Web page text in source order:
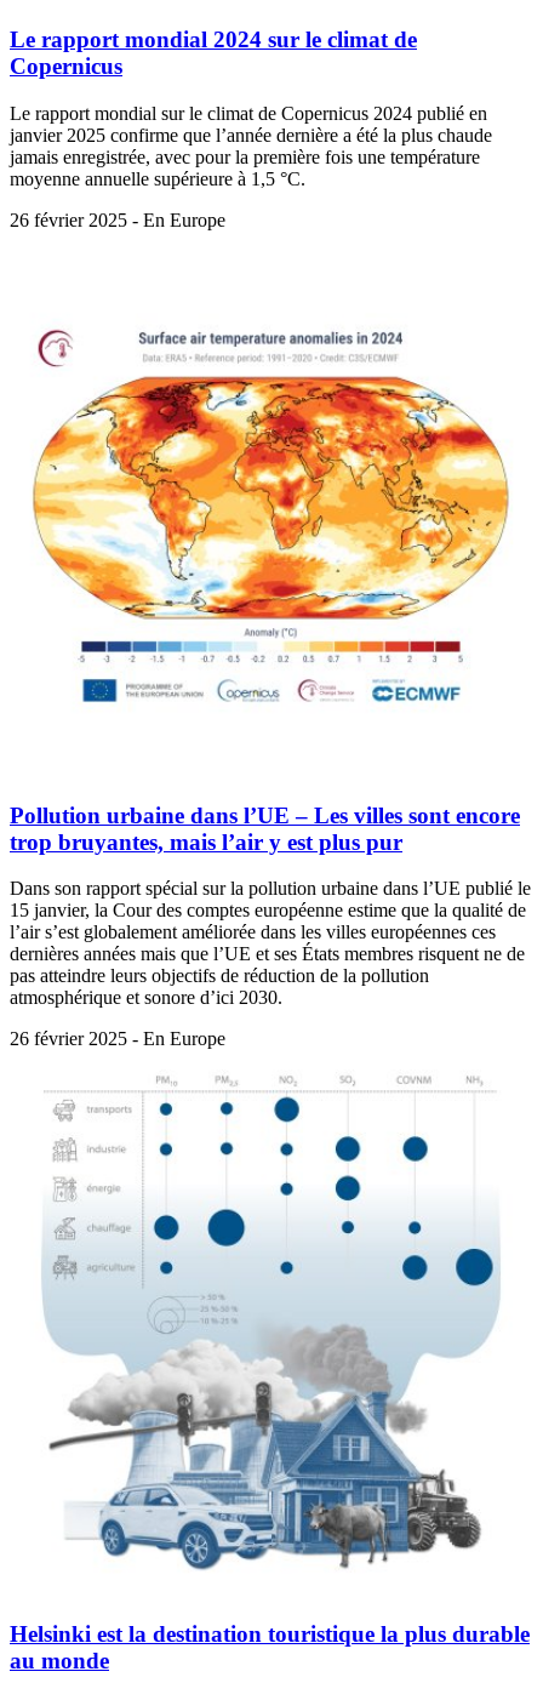
Le rapport mondial 2024 sur le climat de
Copernicus
Le rapport mondial sur le climat de Copernicus 2024 publié en
janvier 2025 confirme que l’année dernière a été la plus chaude
jamais enregistrée, avec pour la première fois une température
moyenne annuelle supérieure à 1,5 °C.
26 février 2025 - En Europe
Pollution urbaine dans l’UE – Les villes sont encore
trop bruyantes, mais l’air y est plus pur
Dans son rapport spécial sur la pollution urbaine dans l’UE publié le
15 janvier, la Cour des comptes européenne estime que la qualité de
l’air s’est globalement améliorée dans les villes européennes ces
dernières années mais que l’UE et ses États membres risquent ne de
pas atteindre leurs objectifs de réduction de la pollution
atmosphérique et sonore d’ici 2030.
26 février 2025 - En Europe
Helsinki est la destination touristique la plus durable
au monde